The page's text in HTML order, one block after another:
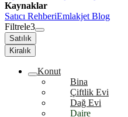
Kaynaklar
Satıcı RehberiEmlakjet Blog
Filtrele3
Satılık
Kiralık
Konut
Bina
Çiftlik Evi
Dağ Evi
Daire